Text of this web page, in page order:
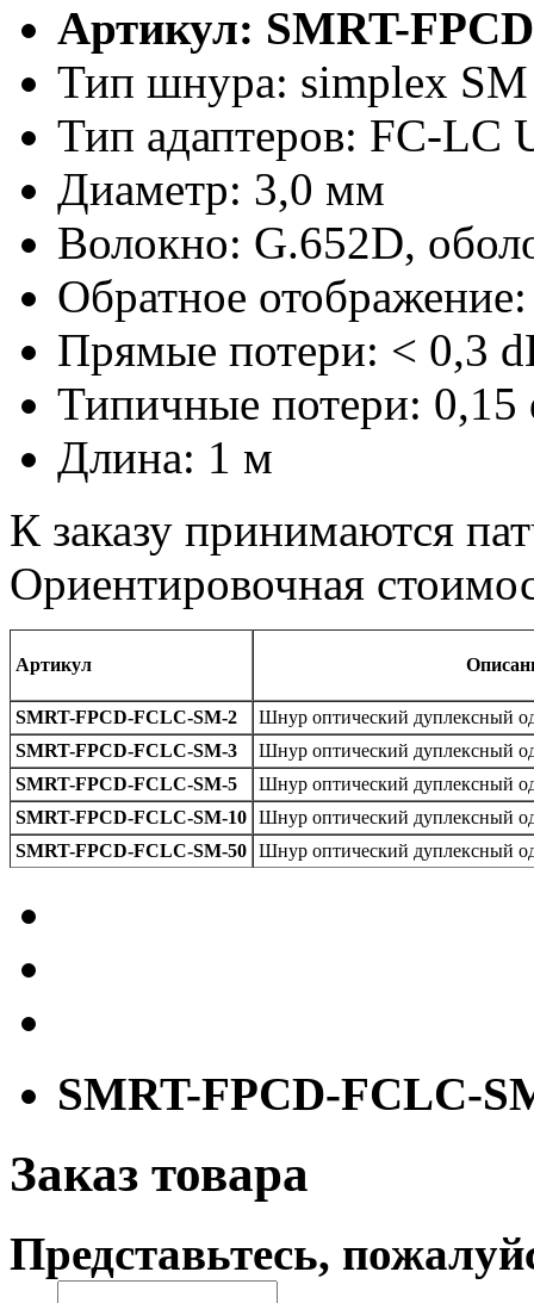
Артикул: SMRT-
Тип шнура: simplex
Тип адаптеров: FC-LC
Диаметр: 3,0 мм
Волокно: G.652D,
Обратное
Прямые потери: < 0,3
Типичные потери: 0,15
Длина: 1 м
К заказу принимаются
Ориентировочная
Артикул
SMRT-FPCD-FCLC-SM-2
Шнур оптический дуплексный
SMRT-FPCD-FCLC-SM-3
Шнур оптический дуплексный
SMRT-FPCD-FCLC-SM-5
Шнур оптический дуплексный
SMRT-FPCD-FCLC-SM-10 Шнур оптический дуплексный
SMRT-FPCD-FCLC-SM-50 Шнур оптический дуплексный
SMRT-FPCD-FCLC-
Заказ товара
Представьтесь,